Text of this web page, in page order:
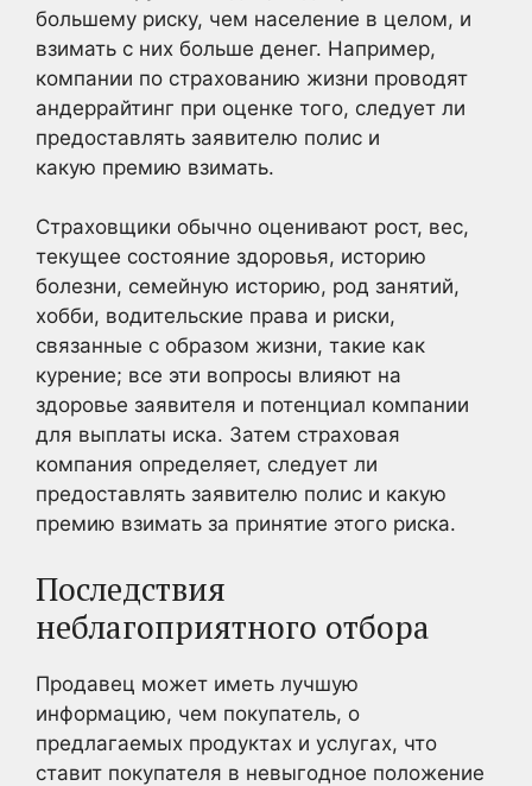
большему риску, чем население в целом, и
взимать с них больше денег. Например,
компании по страхованию жизни проводят
андеррайтинг при оценке того, следует ли
предоставлять заявителю полис и
какую премию взимать.
Страховщики обычно оценивают рост, вес,
текущее состояние здоровья, историю
болезни, семейную историю, род занятий,
хобби, водительские права и риски,
связанные с образом жизни, такие как
курение; все эти вопросы влияют на
здоровье заявителя и потенциал компании
для выплаты иска. Затем страховая
компания определяет, следует ли
предоставлять заявителю полис и какую
премию взимать за принятие этого риска.
Последствия
неблагоприятного отбора
Продавец может иметь лучшую
информацию, чем покупатель, о
предлагаемых продуктах и услугах, что
ставит покупателя в невыгодное положение